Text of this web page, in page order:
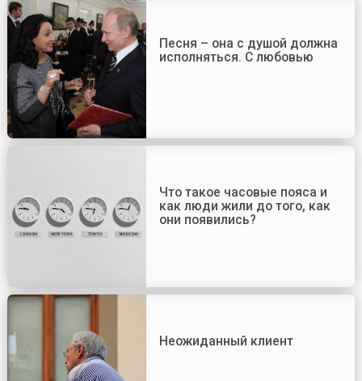
Песня – она с душой должна
исполняться. С любовью
Что такое часовые пояса и
как люди жили до того, как
они появились?
Неожиданный клиент